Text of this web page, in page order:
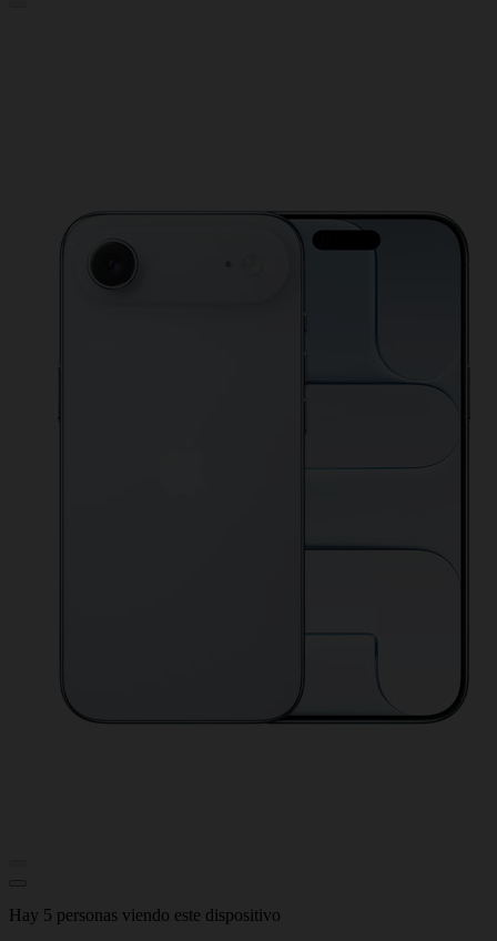
Hay 5 personas viendo este dispositivo